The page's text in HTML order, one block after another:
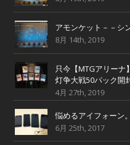
アモンケット－－シ
8月 14th, 2019
只今【MTGアリーナ
灯争大戦50パック開
4月 27th, 2019
悩めるアイフォーン。
6月 25th, 2017